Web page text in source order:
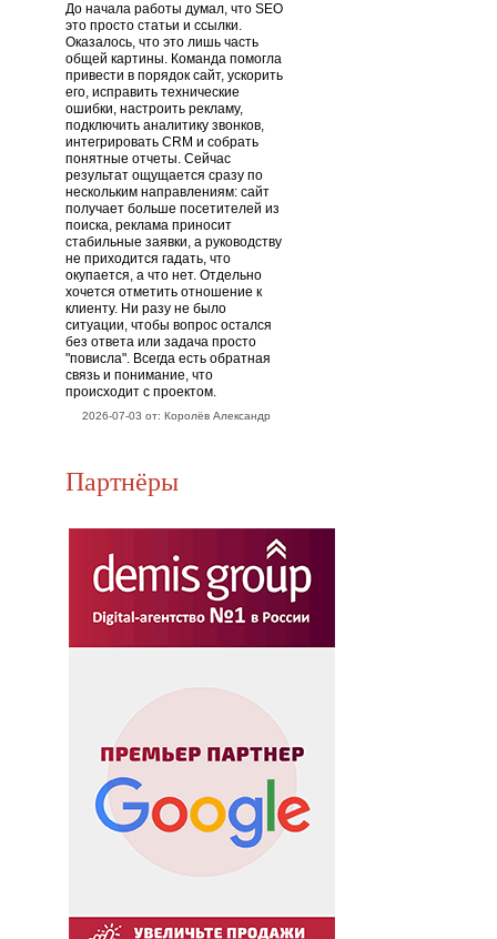
До начала работы думал, что SEO
это просто статьи и ссылки.
Оказалось, что это лишь часть
общей картины. Команда помогла
привести в порядок сайт, ускорить
его, исправить технические
ошибки, настроить рекламу,
подключить аналитику звонков,
интегрировать CRM и собрать
понятные отчеты. Сейчас
результат ощущается сразу по
нескольким направлениям: сайт
получает больше посетителей из
поиска, реклама приносит
стабильные заявки, а руководству
не приходится гадать, что
окупается, а что нет. Отдельно
хочется отметить отношение к
клиенту. Ни разу не было
ситуации, чтобы вопрос остался
без ответа или задача просто
"повисла". Всегда есть обратная
связь и понимание, что
происходит с проектом.
2026-07-03 от: Королёв Александр
Партнёры